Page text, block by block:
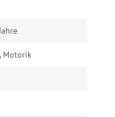
Motorik